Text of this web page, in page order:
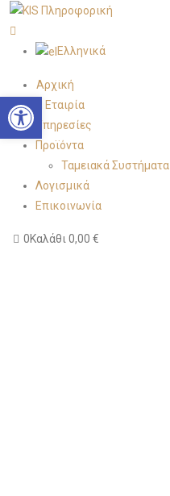
Ελληνικά
Αρχική
Η Εταιρία
Υπηρεσίες
Προϊόντα
Ταμειακά Συστήματα
Λογισμικά
Επικοινωνία
0Καλάθι 0,00 €
Open toolbar